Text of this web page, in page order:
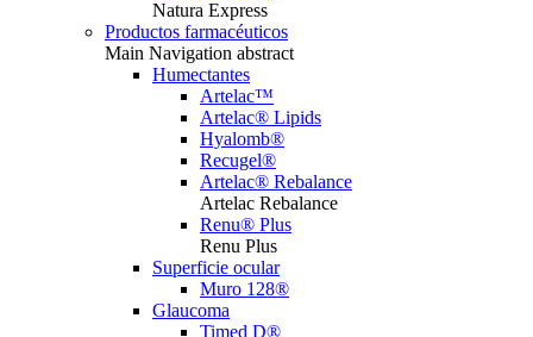
Natura Express
Productos farmacéuticos
Main Navigation abstract
Humectantes
Artelac™
Artelac® Lipids
Hyalomb®
Recugel®
Artelac® Rebalance
Artelac Rebalance
Renu® Plus
Renu Plus
Superficie ocular
Muro 128®
Glaucoma
Timed D®